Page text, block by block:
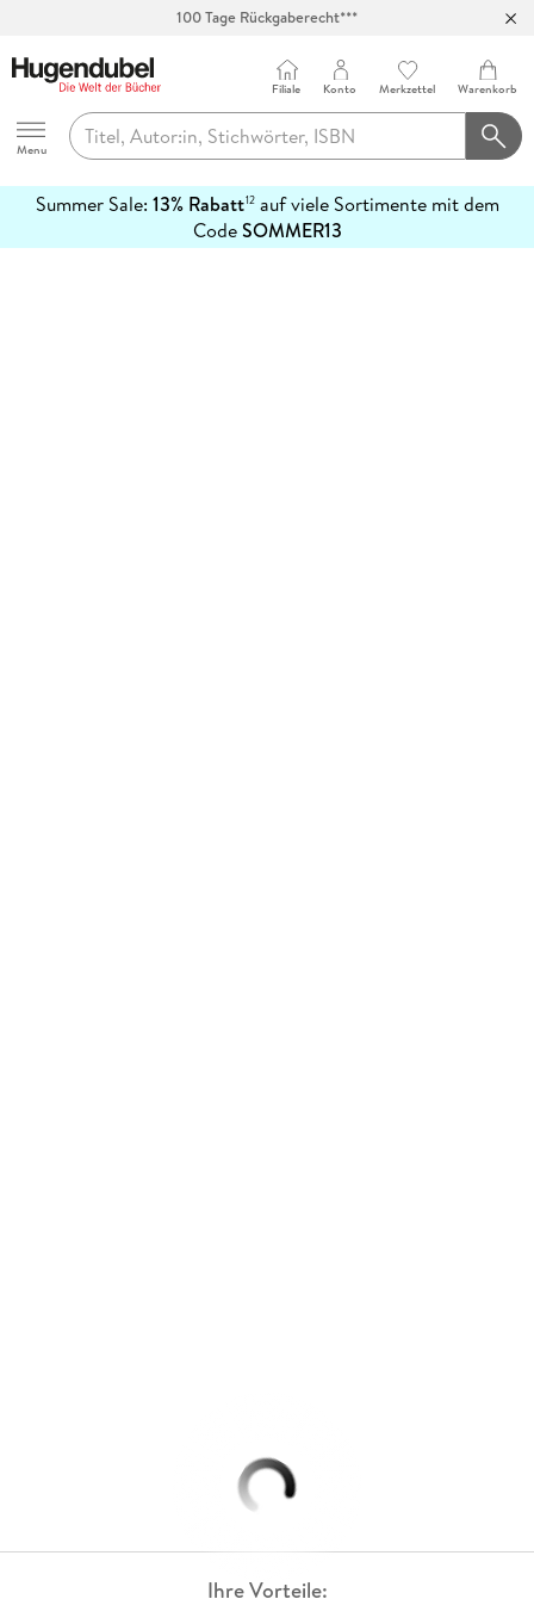
100 Tage Rückgaberecht***
Hugendubel
Menu
Filiale Konto Merkzettel Warenkorb
Summer Sale: 13% Rabatt12auf viele Sortimente mit dem
CodeSOMMER13
erfahren
Ihre Vorteile: